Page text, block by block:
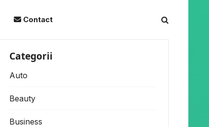
Contact
Categorii
Auto
Beauty
Business